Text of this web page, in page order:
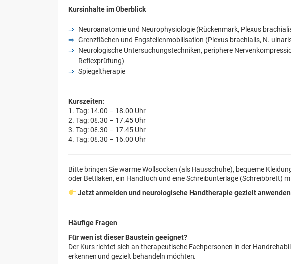
Kursinhalte im Überblick
Neuroanatomie und Neurophysiologie (Rückenmark, Plexus
Grenzflächen und Engstellenmobilisation (Plexus brachialis, N.
Neurologische Untersuchungstechniken, periphere
Reflexprüfung)
Spiegeltherapie
Kurszeiten:
1. Tag: 14.00 – 18.00 Uhr
2. Tag: 08.30 – 17.45 Uhr
3. Tag: 08.30 – 17.45 Uhr
4. Tag: 08.30 – 16.00 Uhr
Bitte bringen Sie warme Wollsocken (als Hausschuhe), bequeme
oder Bettlaken, ein Handtuch und eine Schreibunterlage (Schreibbrett)
Jetzt anmelden und neurologische Handtherapie gezielt anwenden
Häufige Fragen
Für wen ist dieser Baustein geeignet?
Der Kurs richtet sich an therapeutische Fachpersonen in der
erkennen und gezielt behandeln möchten.